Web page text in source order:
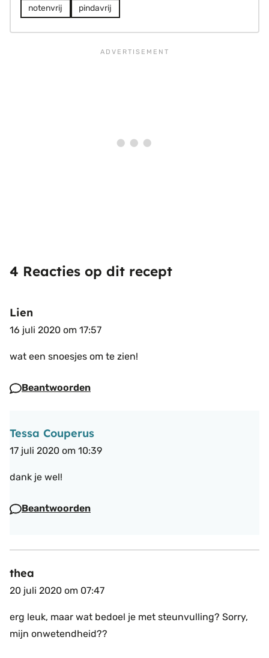
notenvrij pindavrij
4 Reacties op dit recept
Lien
16 juli 2020 om 17:57
wat een snoesjes om te zien!
Beantwoorden
Tessa Couperus
17 juli 2020 om 10:39
dank je wel!
Beantwoorden
thea
20 juli 2020 om 07:47
erg leuk, maar wat bedoel je met steunvulling? Sorry,
mijn onwetendheid??